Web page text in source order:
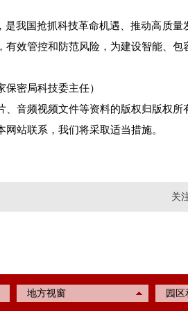
我国抢抓科技革命机遇、推动高质量
有效管控和防范风险，为建设智能、包
密局科技委主任）
、音频视频文件等资料的版权归版权所
站联系，我们将采取适当措施。
关
地方视窗 园